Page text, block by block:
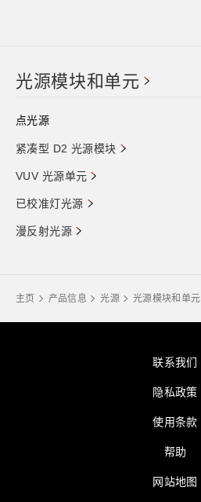
光源模块和单元
点光源
紧凑型 D2 光源模块
VUV 光源单元
已校准灯光源
漫反射光源
主页 产品信息 光源 光源模块和单元
联系我们
隐私政策
使用条款
帮助
网站地图